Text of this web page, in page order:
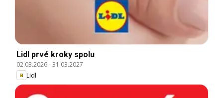
Lidl prvé kroky spolu
02.03.2026-31.03.2027
Lidl